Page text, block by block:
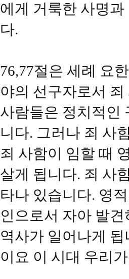
에게 거룩한 사명
다.
76,77절은 세례 요
야의 선구자로서
사람들은 정치적인
니다. 그러나 죄 사
죄 사함이 임할 때
살게 됩니다. 죄 사
타나 있습니다. 영
인으로서 자아 발
역사가 일어나게
이요 이 시대 우리